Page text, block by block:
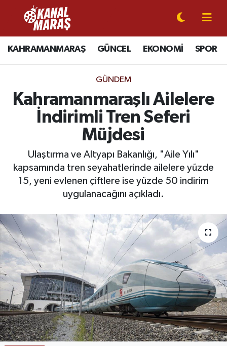
KAHRAMANMARAŞ GÜNCEL EKONOMİ SPOR
GÜNDEM
Kahramanmaraşlı Ailelere
İndirimli Tren Seferi
Müjdesi
Ulaştırma ve Altyapı Bakanlığı, "Aile Yılı"
kapsamında tren seyahatlerinde ailelere yüzde
15, yeni evlenen çiftlere ise yüzde 50 indirim
uygulanacağını açıkladı.
CANLI YAYIN
KAHRAMANMARAŞ
SPOR
EKONOMİ
GÜNDEM
MAGAZİN
SAĞLIK
EĞİTİM
BÖLGE
KEŞFET
Kahramanmaraş Nöbetçi Eczaneler
Kahramanmaraş Hava Durumu
Kahramanmaraş Trafik Yoğunluk Haritası
Süper Lig Puan Durumu ve Fikstür
Tüm Manşetler
Son Dakika Haberleri
Haber Arşivi